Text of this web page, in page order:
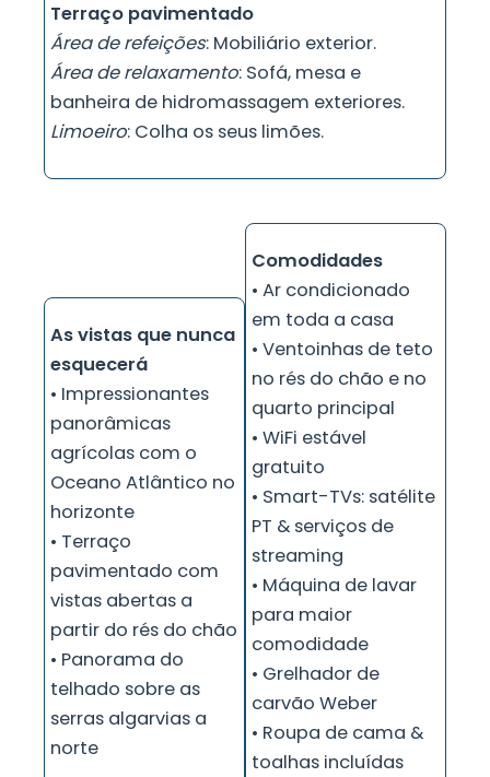
Terraço pavimentado
Área de refeições: Mobiliário exterior.
Área de relaxamento: Sofá, mesa e
banheira de hidromassagem exteriores.
Limoeiro: Colha os seus limões.
As vistas que nunca
esquecerá
• Impressionantes
panorâmicas
agrícolas com o
Oceano Atlântico no
horizonte
• Terraço
pavimentado com
vistas abertas a
partir do rés do chão
• Panorama do
telhado sobre as
serras algarvias a
norte
Comodidades
• Ar condicionado
em toda a casa
• Ventoinhas de teto
no rés do chão e no
quarto principal
• WiFi estável
gratuito
• Smart-TVs: satélite
PT & serviços de
streaming
• Máquina de lavar
para maior
comodidade
• Grelhador de
carvão Weber
• Roupa de cama &
toalhas incluídas